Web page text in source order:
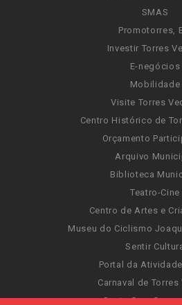
SMAS
Promotorres,
Investir Torres
E-negócios
Mobilidade
Visite Torres
Centro Histórico de
Orçamento
Arquivo
Biblioteca
Teatro-Cine
Centro de Artes e
Museu do Ciclismo
Sentir
Portal da
Carnaval de Torres
Santa Cruz